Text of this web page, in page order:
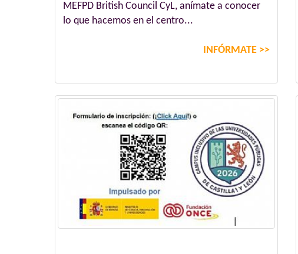
MEFPD British Council CyL, anímate a conocer
lo que hacemos en el centro...
INFÓRMATE >>